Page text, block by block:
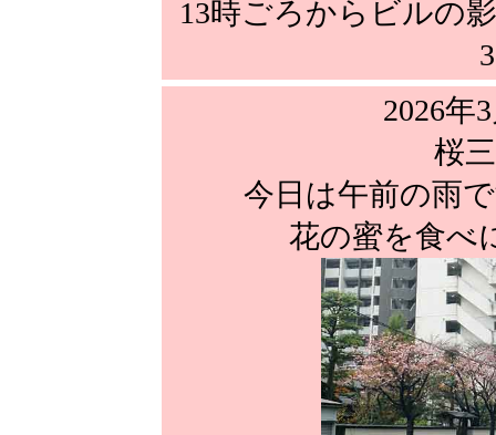
13時ごろからビルの
2026年
桜
今日は午前の雨
花の蜜を食べ